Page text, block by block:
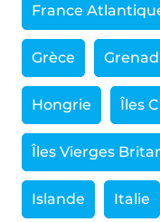
France
Grèce
Hongrie Îles
Îles Vierges
Islande Italie